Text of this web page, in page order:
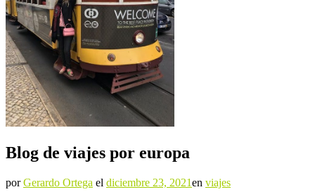
Blog de viajes por europa
porGerardo Ortega el diciembre 23, 2021en viajes